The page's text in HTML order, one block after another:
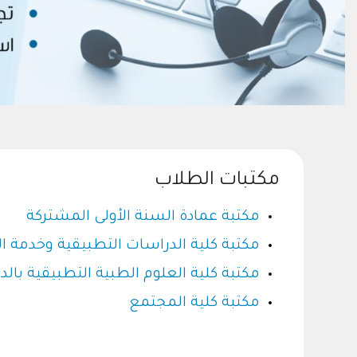
مكتبات الطلاب
مكتبة عمادة السنة الأولى المشتركة
مكتبة كلية الدراسات التطبيقية وخدمة
مكتبة كلية العلوم الطبية التطبيقية
مكتبة كلية المجتمع